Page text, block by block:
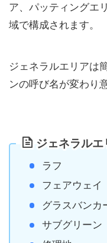
ア、パッティングエ
域で構成されます。
ジェネラルエリアは
ンの呼び名が変わり
ジェネラル
ラフ
フェアウェイ
グラスバンカ
サブグリーン